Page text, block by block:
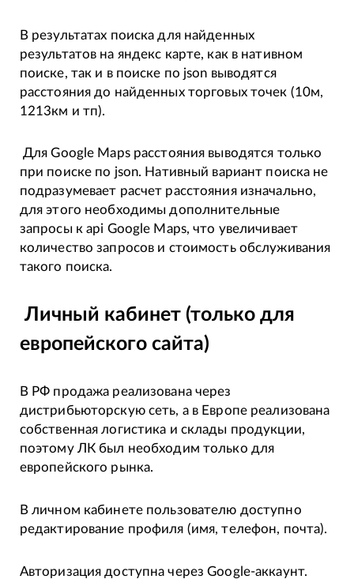
В результатах поиска для найденных
результатов на яндекс карте, как в нативном
поиске, так и в поиске по json выводятся
расстояния до найденных торговых точек (10м,
1213км и тп).
Для Google Maps расстояния выводятся только
при поиске по json. Нативный вариант поиска не
подразумевает расчет расстояния изначально,
для этого необходимы дополнительные
запросы к api Google Maps, что увеличивает
количество запросов и стоимость обслуживания
такого поиска.
Личный кабинет (только для
европейского сайта)
В РФ продажа реализована через
дистрибьюторскую сеть, а в Европе реализована
собственная логистика и склады продукции,
поэтому ЛК был необходим только для
европейского рынка.
В личном кабинете пользователю доступно
редактирование профиля (имя, телефон, почта).
Авторизация доступна через Google-аккаунт.